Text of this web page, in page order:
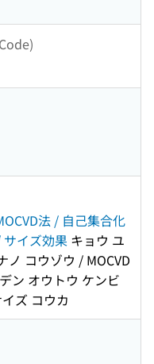
法 / 自己集合化
イズ効果 キョウ ユ
ノ コウゾウ / MOCVD
ン オウトウ ケンビ
ズ コウカ